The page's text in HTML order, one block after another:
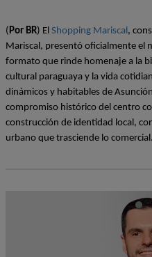
( Por BR) El Shopping Mariscal ,
Mariscal, presentó oficialmente el
formato que rinde homenaje a la
cultural paraguaya y la vida
dinámicos y habitables de
compromiso histórico del centro
construcción de identidad local,
urbano que trasciende lo comercial.